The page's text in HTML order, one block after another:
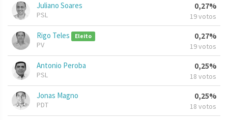
Juliano Soares
PSL
0,27%
19 votos
Rigo Teles Eleito
PV
0,27%
19 votos
Antonio Peroba
PSL
0,25%
18 votos
Jonas Magno
PDT
0,25%
18 votos